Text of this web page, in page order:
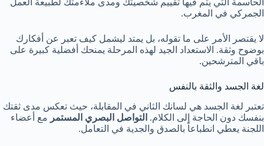
الحاسمة التي يتم فيها تقييم شخصيتك ومدى ملاءمتك لطبيعة العمل
الجمركي في المغرب.
لا يقتصر الأمر على ما تقوله، بل يمتد ليشمل كيف تعبر عن أفكارك
بوضوح وثقة. الاستعداد الجيد لهذه المرحلة يمنحك أفضلية كبيرة على
باقي المترشحين.
لغة الجسد والثقة بالنفس
تعتبر لغة الجسد هي لسانك الثاني في المقابلة، حيث تعكس مدى ثقتك
بنفسك دون الحاجة إلى الكلام. التواصل البصري المستمر مع أعضاء
اللجنة يعطي انطباعاً بالصدق والجدية في التعامل.